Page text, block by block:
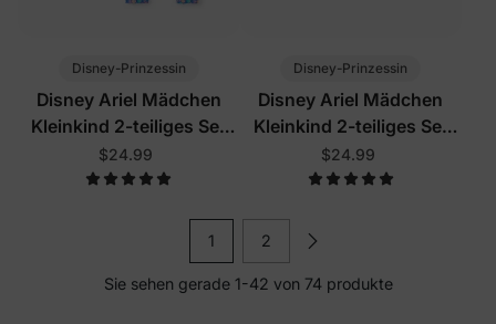
Disney-Prinzessin
Disney Ariel Mädchen
Kleinkind 2-teiliges Set
Lila
$24.99
Disney-Prinzessin
Disney Ariel Mädchen
Kleinkind 2-teiliges Set
Blau Grün
$24.99
1 2
Sie sehen gerade 1-42 von 74 produkte